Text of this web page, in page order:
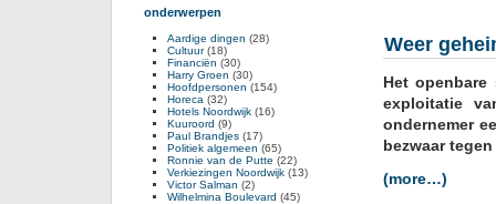
Weer
Het
exploitatie
ondernemer
bezwaar
(more…)
onderwerpen
Aardige dingen (28)
Cultuur(18)
Financiën (30)
Harry Groen (30)
Hoofdpersonen (154)
Horeca (32)
Hotels Noordwijk (16)
Kuuroord (9)
Paul Brandjes (17)
Politiek algemeen (65)
Ronnie van de Putte (22)
Verkiezingen Noordwijk (13)
Victor Salman (2)
Wilhelmina Boulevard (45)